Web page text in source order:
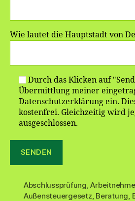
Wie lautet die Hauptstadt von
Durch das Klicken auf
Übermittlung meiner
Datenschutzerklärung ein.
kostenfrei. Gleichzeitig wird
ausgeschlossen.
Abschlussprüfung ,
Außensteuergesetz Beratung